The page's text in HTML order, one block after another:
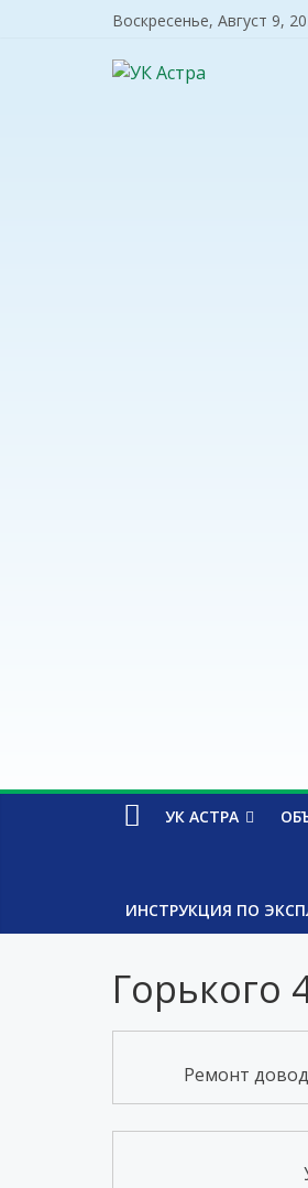
Воскресенье, Август 9,
УК АСТРА
ИНСТРУКЦИЯ ПО
Горького
Ремонт